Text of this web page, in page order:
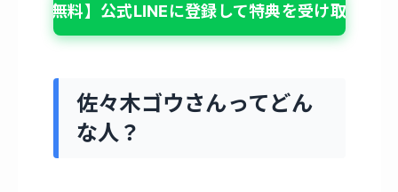
【無料】公式LINEに登録して特典を受け取る
佐々木ゴウさんってどん
な人？